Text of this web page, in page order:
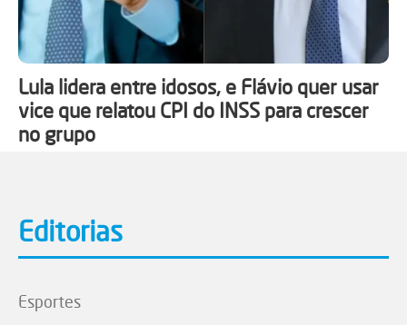
Lula lidera entre idosos, e Flávio quer usar
vice que relatou CPI do INSS para crescer
no grupo
Editorias
Esportes